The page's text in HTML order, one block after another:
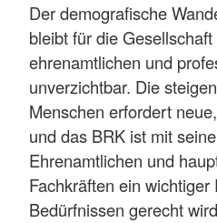
Der demografische
bleibt für die
ehrenamtlichen und
unverzichtbar. Die
Menschen erfordert
und das BRK ist mit
Ehrenamtlichen und
Fachkräften ein wichtiger
Bedürfnissen gerecht